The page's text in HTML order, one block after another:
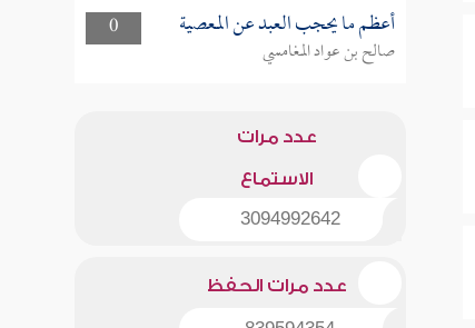
0
أعظم ما يحجب العبد عن المعصية
صالح بن عواد المغامسي
عدد مرات
الاستماع
3094992642
عدد مرات الحفظ